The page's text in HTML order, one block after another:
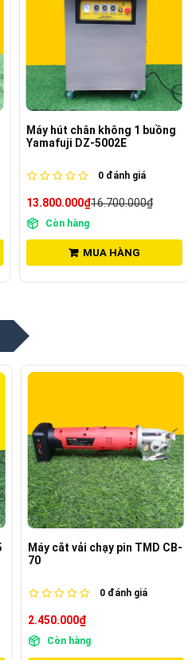
Máy hút chân không 1 buồng
Yamafuji DZ-5002E
0đánh giá
13.800.000₫16.700.000₫
Còn hàng
MUA HÀNG
Máy cắt vải chạy pin TMD CB-
70
0đánh giá
2.450.000₫
Còn hàng